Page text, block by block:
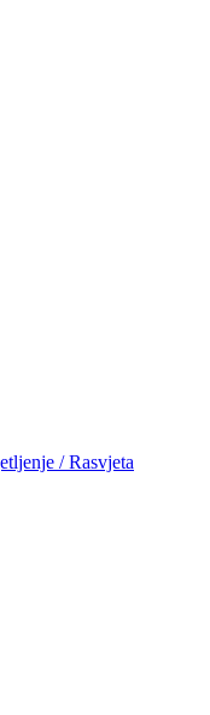
/ Rasvjeta